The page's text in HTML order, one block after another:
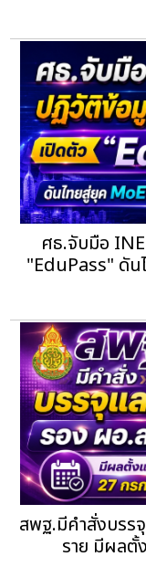
ศธ.จับมือ
"EduPass" ดั
สพฐ.มีคำสั่งบรร
ราย มีผลตั้